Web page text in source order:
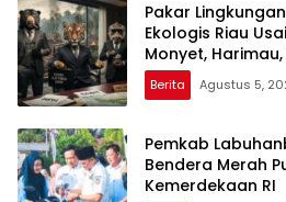
Pakar
Ekologis Riau
Monyet,
Terhadap Warga
Berita Agustus 5,
Pemkab
Bendera Merah
Kemerdekaan RI